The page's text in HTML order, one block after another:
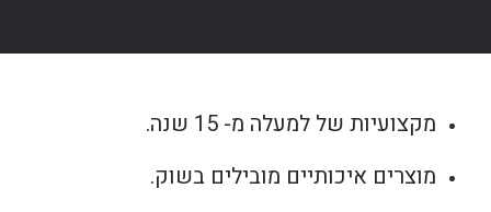
מקצועיות של למעלה מ- 15 שנה.
מוצרים איכותיים מובילים בשוק.